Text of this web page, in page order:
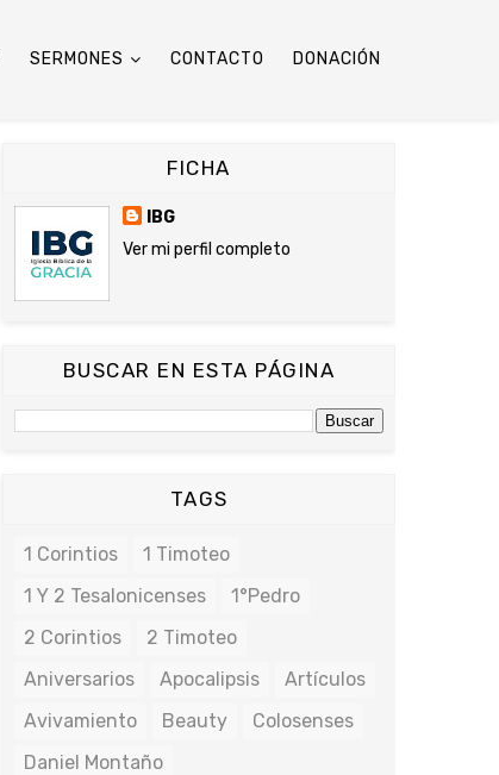
SERMONES CONTACTO DONACIÓN
FICHA
IBG
Ver mi perfil completo
BUSCAR EN ESTA PÁGINA
TAGS
1 Corintios
1 Timoteo
1 Y 2 Tesalonicenses
1°Pedro
2 Corintios
2 Timoteo
Aniversarios
Apocalipsis
Artículos
Avivamiento
Beauty
Colosenses
Daniel Montaño